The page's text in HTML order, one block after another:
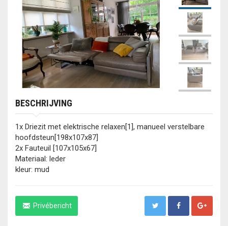
BESCHRIJVING
1x Driezit met elektrische relaxen[1], manueel verstelbare
hoofdsteun[198x107x87]
2x Fauteuil [107x105x67]
Materiaal: leder
kleur: mud
Privébericht